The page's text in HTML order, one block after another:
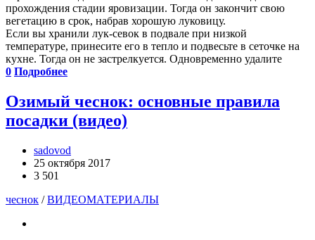
прохождения стадии яровизации. Тогда он закончит свою
вегетацию в срок, набрав хорошую луковицу.
Если вы хранили лук-севок в подвале при низкой
температуре, принесите его в тепло и подвесьте в сеточке на
кухне. Тогда он не застрелкуется. Одновременно удалите
0 Подробнее
Озимый чеснок: основные правила
посадки (видео)
sadovod
25 октября 2017
3 501
чеснок /ВИДЕОМАТЕРИАЛЫ